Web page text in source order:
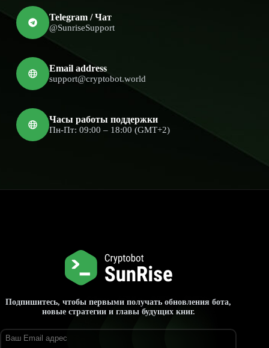
Telegram / Чат
@SunriseSupport
Email address
support@cryptobot.world
Часы работы поддержки
Пн-Пт: 09:00 – 18:00 (GMT+2)
Подпишитесь, чтобы первыми получать обновления бота,
новые стратегии и главы будущих книг.